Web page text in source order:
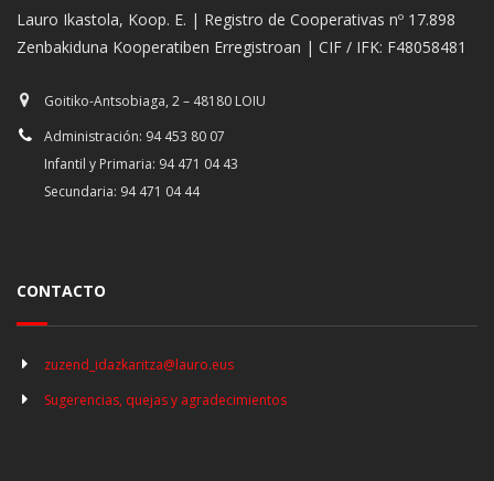
Lauro Ikastola, Koop. E. | Registro de Cooperativas nº 17.898
Zenbakiduna Kooperatiben Erregistroan | CIF / IFK: F48058481
Goitiko-Antsobiaga, 2 – 48180 LOIU
Administración: 94 453 80 07
Infantil y Primaria: 94 471 04 43
Secundaria: 94 471 04 44
CONTACTO
zuzend_idazkaritza@lauro.eus
Sugerencias, quejas y agradecimientos